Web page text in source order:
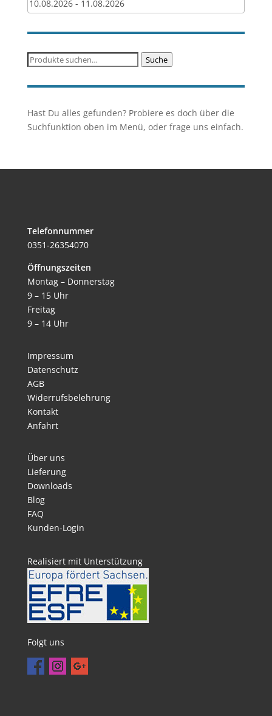
Suche
Suche
Hast Du alles gefunden? Probiere es doch über die
Suchfunktion oben im Menü, oder frage uns einfach.
Telefonnummer
0351-26354070
Öffnungszeiten
Montag – Donnerstag
9 – 15 Uhr
Freitag
9 – 14 Uhr
Impressum
Datenschutz
AGB
Widerrufsbelehrung
Kontakt
Anfahrt
Über uns
Lieferung
Downloads
Blog
FAQ
Kunden-Login
Realisiert mit Unterstützung
Folgt uns